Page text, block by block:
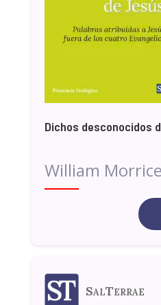
Dichos desconocidos
William Morrice
SalTerrae